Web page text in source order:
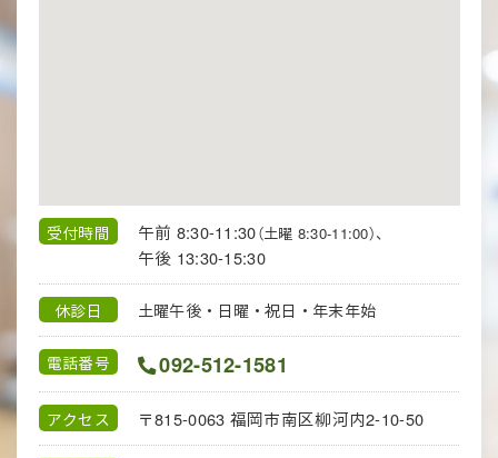
受付時間 午前 8:30-11:30（土曜 8:30-11:00）、
午後 13:30-15:30
休診日 土曜午後・日曜・祝日・年末年始
電話番号 092-512-1581
アクセス 〒815-0063 福岡市南区柳河内2-10-50